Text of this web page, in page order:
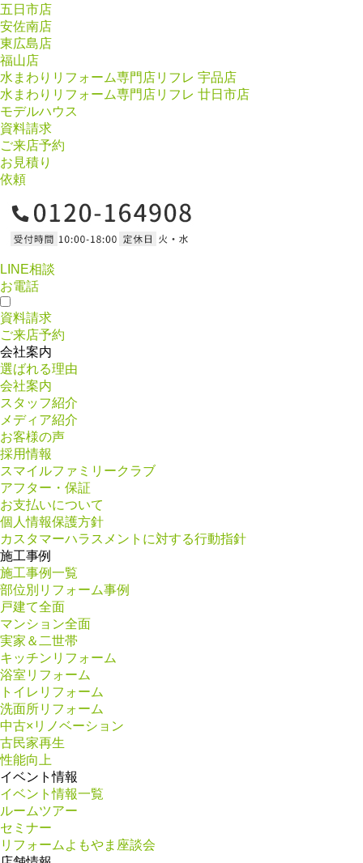
五日市店
安佐南店
東広島店
福山店
水まわりリフォーム専門店リフレ 宇品店
水まわりリフォーム専門店リフレ 廿日市店
モデルハウス
資料請求
ご来店予約
お見積り
依頼
LINE相談
お電話
資料請求
ご来店予約
会社案内
選ばれる理由
会社案内
スタッフ紹介
メディア紹介
お客様の声
採用情報
スマイルファミリークラブ
アフター・保証
お支払いについて
個人情報保護方針
カスタマーハラスメントに対する行動指針
施工事例
施工事例一覧
部位別リフォーム事例
戸建て全面
マンション全面
実家＆二世帯
キッチンリフォーム
浴室リフォーム
トイレリフォーム
洗面所リフォーム
中古×リノベーション
古民家再生
性能向上
イベント情報
イベント情報一覧
ルームツアー
セミナー
リフォームよもやま座談会